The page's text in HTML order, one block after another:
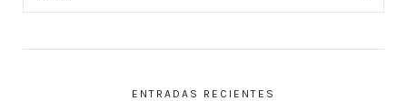
ENTRADAS RECIENTES